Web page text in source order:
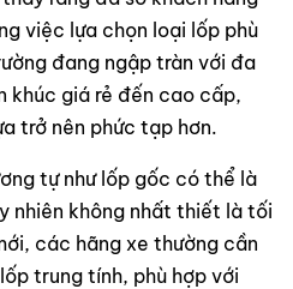
việc lựa chọn loại lốp phù
đang ngập tràn với đa
khúc giá rẻ đến cao cấp,
trở nên phức tạp hơn.
tự như lốp gốc có thể là
nhiên không nhất thiết là tối
các hãng xe thường cần
trung tính, phù hợp với